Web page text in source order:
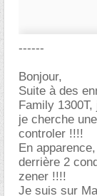
------
Bonjour,
Suite à des
Family
je cherche
controler !!!!
En
derrière 2
zener !!!!
Je suis sur